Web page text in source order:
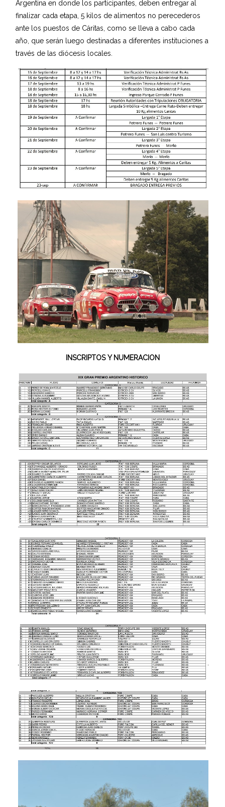
Argentina en donde los participantes, deben entregar al
finalizar cada etapa, 5 kilos de alimentos no perecederos
ante los puestos de Cáritas, como se lleva a cabo cada
año, que serán luego destinadas a diferentes instituciones a
través de las diócesis locales.
INSCRIPTOS Y NUMERACION